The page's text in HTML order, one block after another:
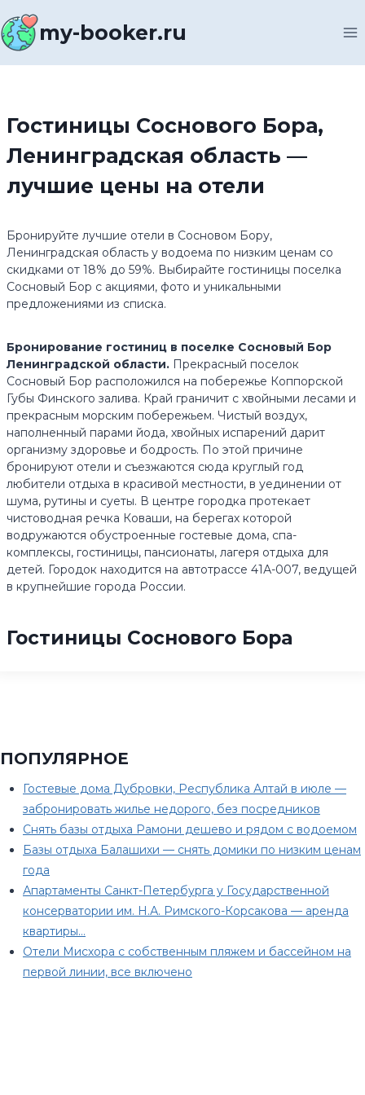
к
содержимомуmy-booker.ru
Гостиницы Соснового Бора,
Ленинградская область —
лучшие цены на отели
Бронируйте лучшие отели в Сосновом Бору,
Ленинградская область у водоема по низким ценам со
скидками от 18% до 59%. Выбирайте гостиницы поселка
Сосновый Бор с акциями, фото и уникальными
предложениями из списка.
Бронирование гостиниц в поселке Сосновый Бор
Ленинградской области. Прекрасный поселок
Сосновый Бор расположился на побережье Коппорской
Губы Финского залива. Край граничит с хвойными лесами и
прекрасным морским побережьем. Чистый воздух,
наполненный парами йода, хвойных испарений дарит
организму здоровье и бодрость. По этой причине
бронируют отели и съезжаются сюда круглый год
любители отдыха в красивой местности, в уединении от
шума, рутины и суеты. В центре городка протекает
чистоводная речка Коваши, на берегах которой
водружаются обустроенные гостевые дома, спа-
комплексы, гостиницы, пансионаты, лагеря отдыха для
детей. Городок находится на автотрассе 41А-007, ведущей
в крупнейшие города России.
Гостиницы Соснового Бора
ПОПУЛЯРНОЕ
Гостевые дома Дубровки, Республика Алтай в июле —
забронировать жилье недорого, без посредников
Снять базы отдыха Рамони дешево и рядом с водоемом
Базы отдыха Балашихи — снять домики по низким ценам
года
Апартаменты Санкт-Петербурга у Государственной
консерватории им. Н.А. Римского-Корсакова — аренда
квартиры…
Отели Мисхора с собственным пляжем и бассейном на
первой линии, все включено